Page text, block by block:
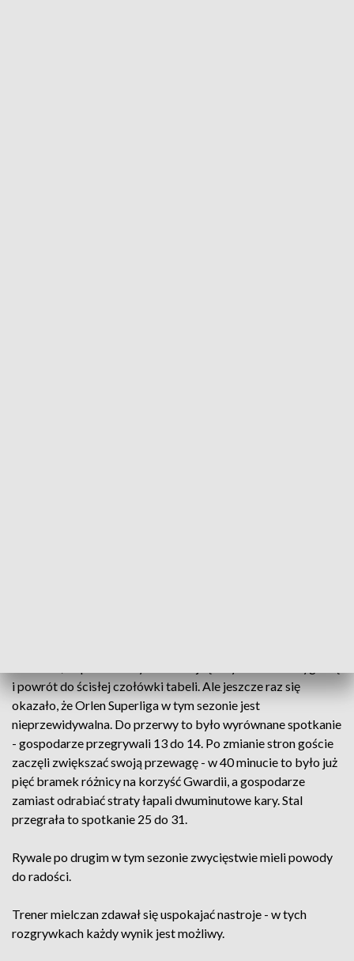
i powrót do ścisłej czołówki tabeli. Ale jeszcze raz się
okazało, że Orlen Superliga w tym sezonie jest
nieprzewidywalna. Do przerwy to było wyrównane spotkanie
- gospodarze przegrywali 13 do 14. Po zmianie stron goście
zaczęli zwiększać swoją przewagę - w 40 minucie to było już
pięć bramek różnicy na korzyść Gwardii, a gospodarze
zamiast odrabiać straty łapali dwuminutowe kary. Stal
przegrała to spotkanie 25 do 31.
Rywale po drugim w tym sezonie zwycięstwie mieli powody
do radości.
Trener mielczan zdawał się uspokajać nastroje - w tych
rozgrywkach każdy wynik jest możliwy.